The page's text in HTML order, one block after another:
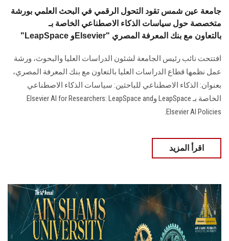
جامعة عين شمس تقود التحول الرقمي في البحث العلمي بورشة
متخصصة حول سياسات الذكاء الاصطناعي الخاصة بـ
"LeapSpace وElsevier" بالتعاون مع بنك المعرفة المصري
افتتحت نائب رئيس الجامعة لشئون الدراسات العليا والبحوث، ورشة
عمل نظمها قطاع الدراسات العليا بالتعاون مع بنك المعرفة المصري،
بعنوان: الذكاء الاصطناعي للباحثين: سياسات الذكاء الاصطناعي
الخاصة بـ LeapSpace وElsevier AI for Researchers: LeapSpace and
Elsevier AI Policies.
اقرأ المزيد